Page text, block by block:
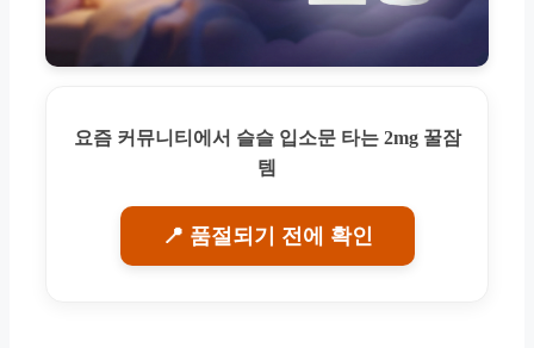
요즘 커뮤니티에서 슬슬 입소문 타는 2mg 꿀잠
템
📍 품절되기 전에 확인